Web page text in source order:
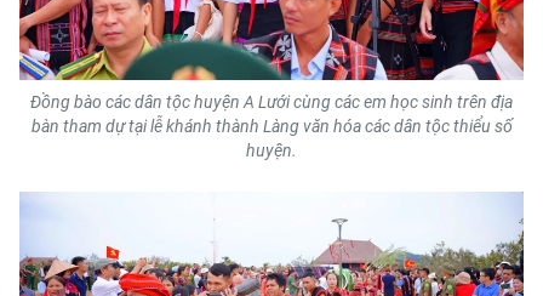
Đồng bào các dân tộc huyện A Lưới cùng các em học sinh trên địa
bàn tham dự tại lễ khánh thành Làng văn hóa các dân tộc thiểu số
huyện.